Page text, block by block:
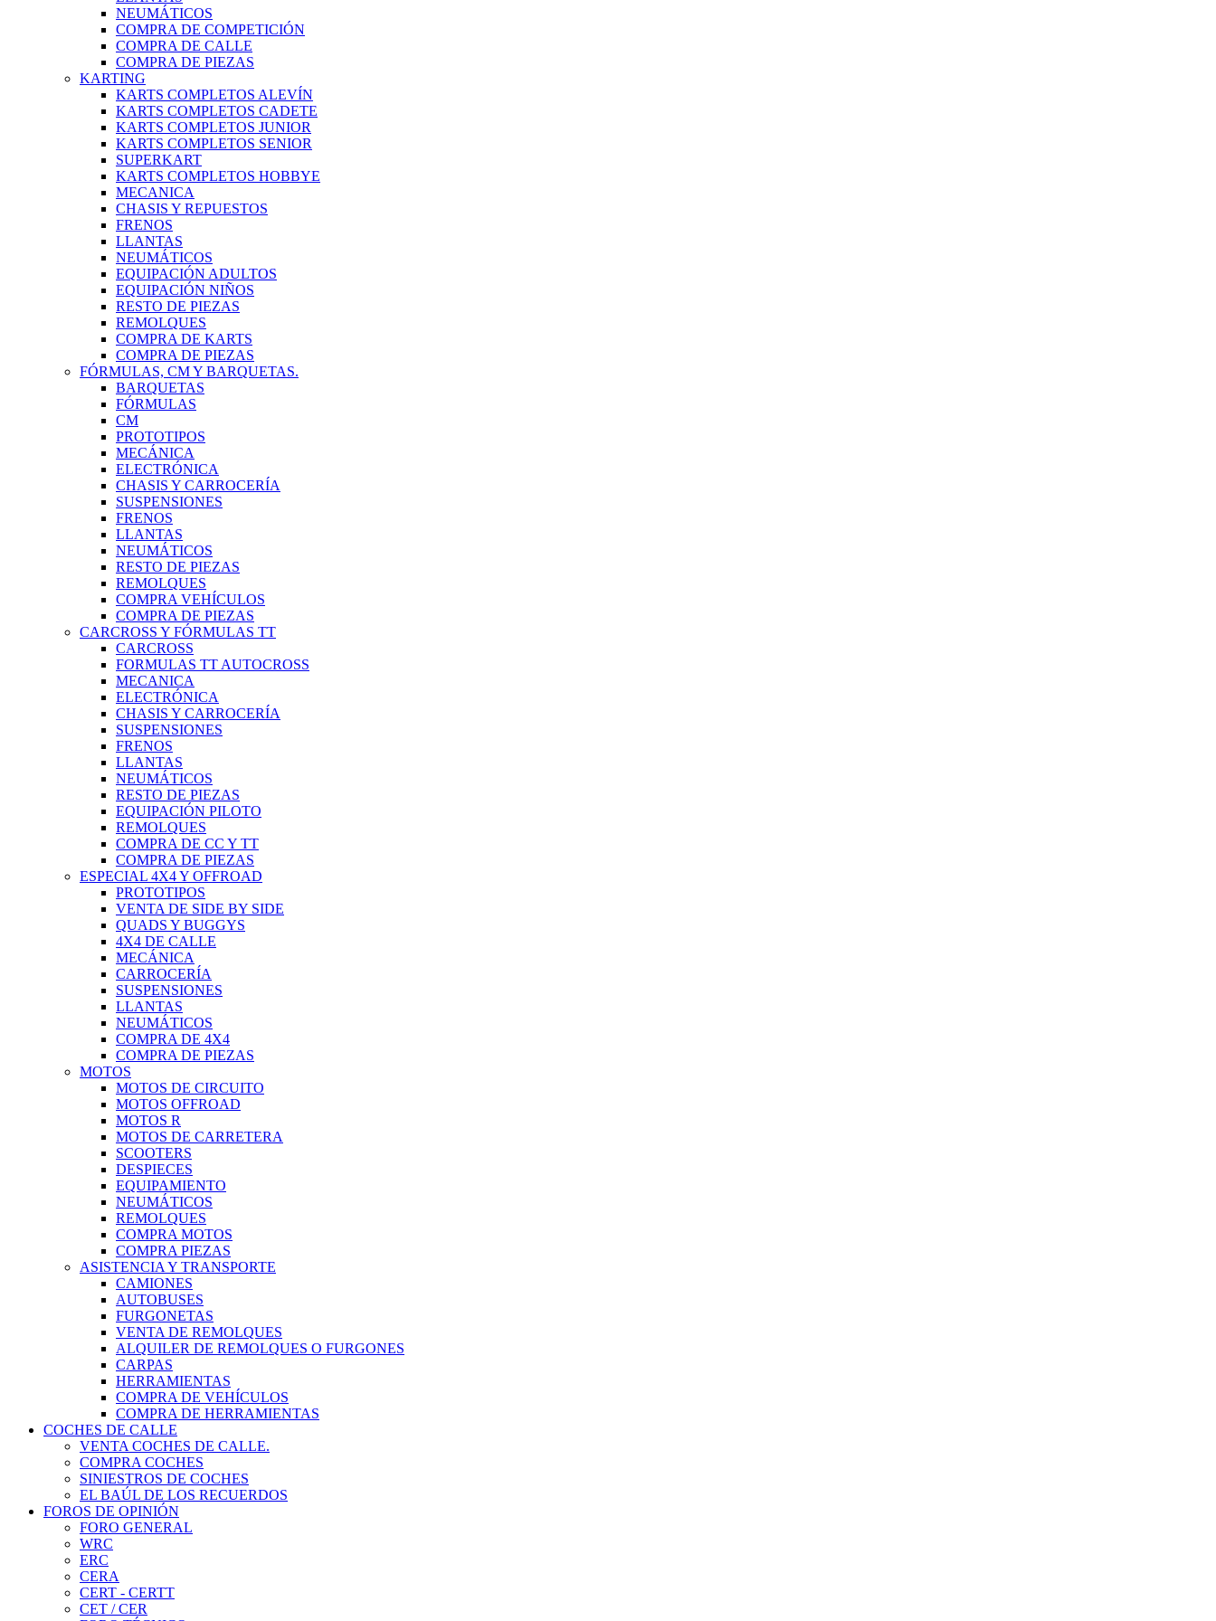
NEUMÁTICOS
COMPRA DE COMPETICIÓN
COMPRA DE CALLE
COMPRA DE PIEZAS
KARTING
KARTS COMPLETOS ALEVÍN
KARTS COMPLETOS CADETE
KARTS COMPLETOS JUNIOR
KARTS COMPLETOS SENIOR
SUPERKART
KARTS COMPLETOS HOBBYE
MECANICA
CHASIS Y REPUESTOS
FRENOS
LLANTAS
NEUMÁTICOS
EQUIPACIÓN ADULTOS
EQUIPACIÓN NIÑOS
RESTO DE PIEZAS
REMOLQUES
COMPRA DE KARTS
COMPRA DE PIEZAS
FÓRMULAS, CM Y BARQUETAS.
BARQUETAS
FÓRMULAS
CM
PROTOTIPOS
MECÁNICA
ELECTRÓNICA
CHASIS Y CARROCERÍA
SUSPENSIONES
FRENOS
LLANTAS
NEUMÁTICOS
RESTO DE PIEZAS
REMOLQUES
COMPRA VEHÍCULOS
COMPRA DE PIEZAS
CARCROSS Y FÓRMULAS TT
CARCROSS
FORMULAS TT AUTOCROSS
MECANICA
ELECTRÓNICA
CHASIS Y CARROCERÍA
SUSPENSIONES
FRENOS
LLANTAS
NEUMÁTICOS
RESTO DE PIEZAS
EQUIPACIÓN PILOTO
REMOLQUES
COMPRA DE CC Y TT
COMPRA DE PIEZAS
ESPECIAL 4X4 Y OFFROAD
PROTOTIPOS
VENTA DE SIDE BY SIDE
QUADS Y BUGGYS
4X4 DE CALLE
MECÁNICA
CARROCERÍA
SUSPENSIONES
LLANTAS
NEUMÁTICOS
COMPRA DE 4X4
COMPRA DE PIEZAS
MOTOS
MOTOS DE CIRCUITO
MOTOS OFFROAD
MOTOS R
MOTOS DE CARRETERA
SCOOTERS
DESPIECES
EQUIPAMIENTO
NEUMÁTICOS
REMOLQUES
COMPRA MOTOS
COMPRA PIEZAS
ASISTENCIA Y TRANSPORTE
CAMIONES
AUTOBUSES
FURGONETAS
VENTA DE REMOLQUES
ALQUILER DE REMOLQUES O FURGONES
CARPAS
HERRAMIENTAS
COMPRA DE VEHÍCULOS
COMPRA DE HERRAMIENTAS
COCHES DE CALLE
VENTA COCHES DE CALLE.
COMPRA COCHES
SINIESTROS DE COCHES
EL BAÚL DE LOS RECUERDOS
FOROS DE OPINIÓN
FORO GENERAL
WRC
ERC
CERA
CERT - CERTT
CET / CER